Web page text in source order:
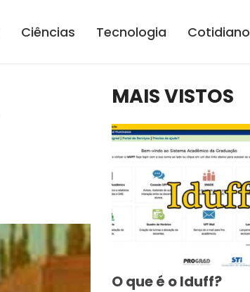
Ciências Tecnologia Cotidiano
MAIS VISTOS
O que é o Iduff?